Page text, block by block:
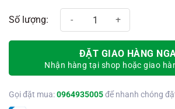
Cúc tím số lượng
ĐẶT GIAO HÀNG
Nhận hàng tại shop hoặc giao
Gọi đặt mua:0964935005để nhanh chóng